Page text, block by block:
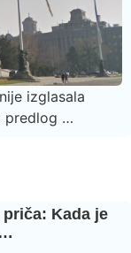
izglasala
predlog …
Kada je